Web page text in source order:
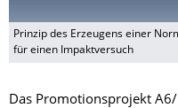
Prinzip des Erzeugens einer
für einen Impaktversuch
Das Promotionsprojekt